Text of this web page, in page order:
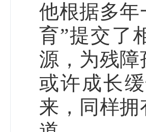
他根据多年
育”提交了
源，为残障
或许成长
来，同样